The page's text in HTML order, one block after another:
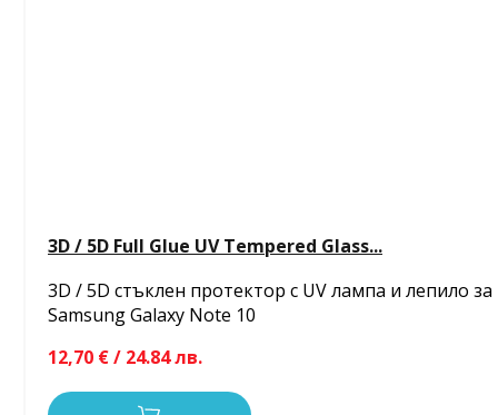
3D / 5D Full Glue UV Tempered Glass...
3D / 5D стъклен протектор с UV лампа и лепило за
Samsung Galaxy Note 10
12,70 € / 24.84 лв.